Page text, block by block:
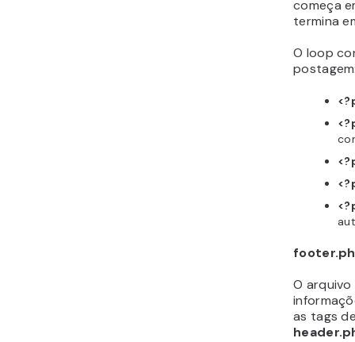
começa
termina
O loop
O arquivo
as tags